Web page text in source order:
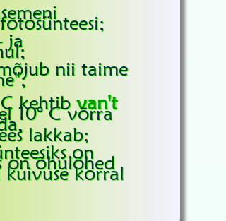
ja
nii taime
kehtib van't
10° C võrra
lakkab;
on
on õhulõhed
korral